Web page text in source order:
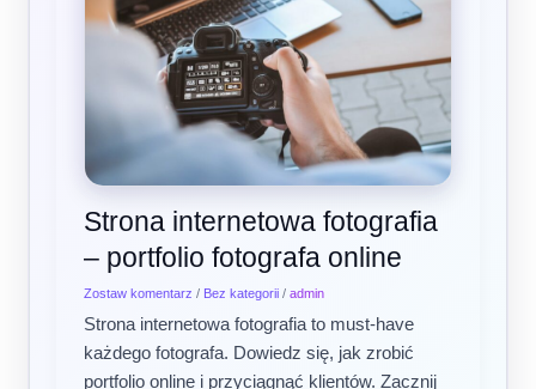
Strona internetowa fotografia
– portfolio fotografa online
Zostaw komentarz / Bez kategorii/ admin
Strona internetowa fotografia to must-have
każdego fotografa. Dowiedz się, jak zrobić
portfolio online i przyciągnąć klientów. Zacznij
portfolio
fotografa